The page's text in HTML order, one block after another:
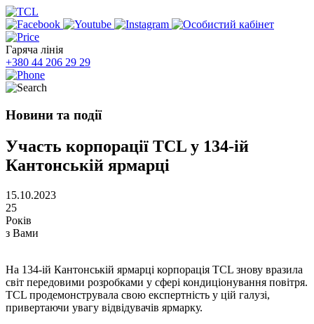
Гаряча лінія
+380 44 206 29 29
Новини та події
Участь корпорації TCL у 134-ій
Кантонській ярмарці
15.10.2023
25
Років
з Вами
На 134-ій Кантонській ярмарці корпорація TCL знову вразила
світ передовими розробками у сфері кондиціонування повітря.
TCL продемонструвала свою експертність у цій галузі,
привертаючи увагу відвідувачів ярмарку.